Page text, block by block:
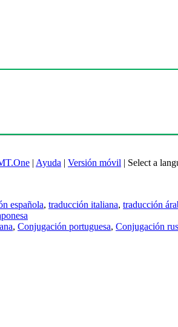
| Ayuda | Versión móvil | Select a
española, traducción italiana, traducción
, Conjugación portuguesa, Conjugación